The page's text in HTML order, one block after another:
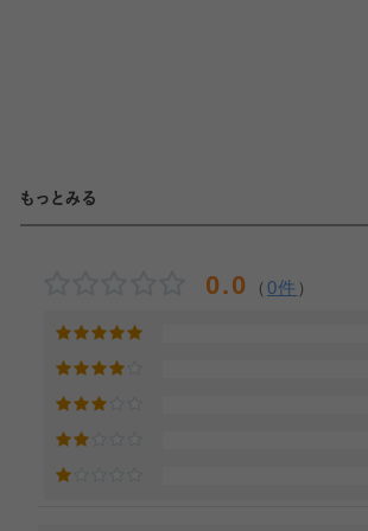
もっとみる
0.0 （ 0件 ）